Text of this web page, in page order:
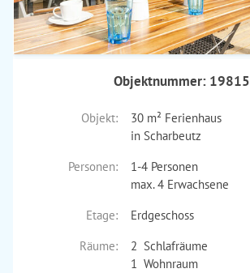
Objektnummer: 19815
Objekt:
30 m² Ferienhaus
in Scharbeutz
Personen:
1-4 Personen
max. 4 Erwachsene
Etage:
Erdgeschoss
Räume:
2 Schlafräume
1 Wohnraum